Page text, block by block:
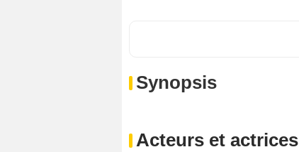
Synopsis
Acteurs et actrices